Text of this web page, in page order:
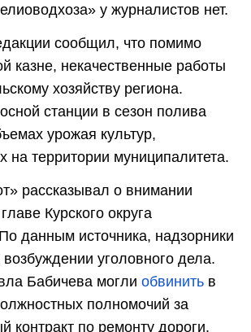
у журналистов нет.
сообщил, что помимо
казне, некачественные работы
хозяйству региона.
станции в сезон полива
урожая культур,
территории муниципалитета.
рассказывал о внимании
Курского округа
данным источника, надзорники
уголовного дела.
Бабичева могли обвинить в
полномочий за
контракт по ремонту дороги.